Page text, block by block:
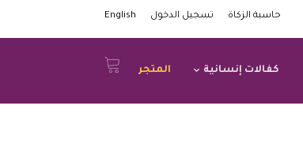
حاسبة الزكاة تسجيل الدخول English
كفالات إنسانية المتجر